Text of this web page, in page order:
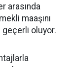
arasında
maaşını
geçerli oluyor.